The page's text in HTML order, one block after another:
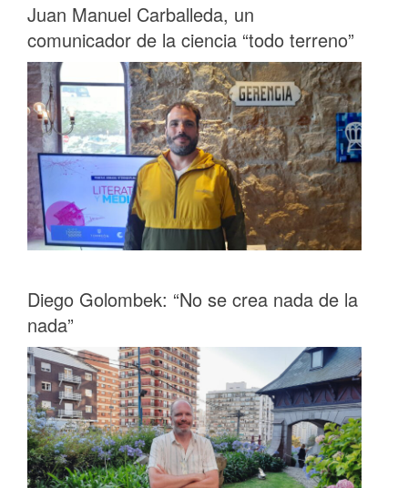
Juan Manuel Carballeda, un
comunicador de la ciencia “todo terreno”
Diego Golombek: “No se crea nada de la
nada”